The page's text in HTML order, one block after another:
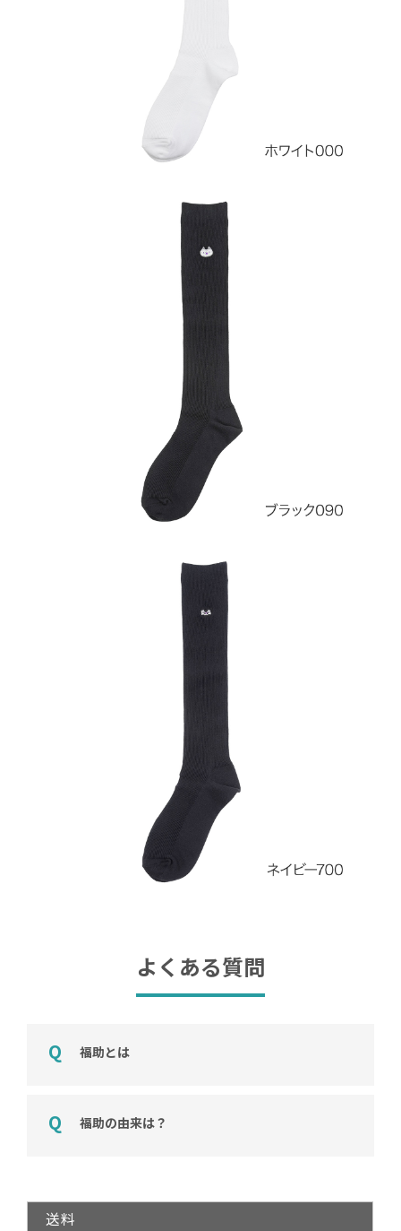
よくある質問
福助とは
福助の由来は？
送料